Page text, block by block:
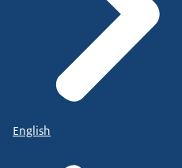
English